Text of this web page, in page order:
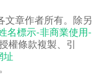
文章作者所有。除另
名標示-非商業使用-
權條款複製、引
址